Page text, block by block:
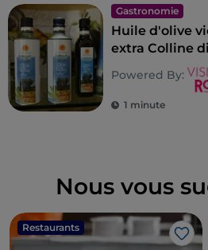
Gastronomie
Huile d'olive
extra Colline di
Romagna AOP
Powered By:
1 minute
Nous vous
Restaurants